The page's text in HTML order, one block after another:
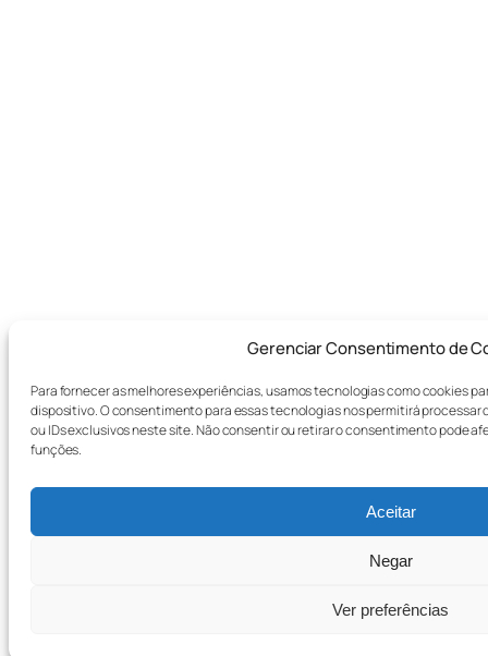
Gerenciar Consentimento de
Para fornecer as melhores experiências, usamos tecnologias como cookies
dispositivo. O consentimento para essas tecnologias nos permitirá
ou IDs exclusivos neste site. Não consentir ou retirar o consentimento pode
funções.
Aceitar
Negar
Ver preferências